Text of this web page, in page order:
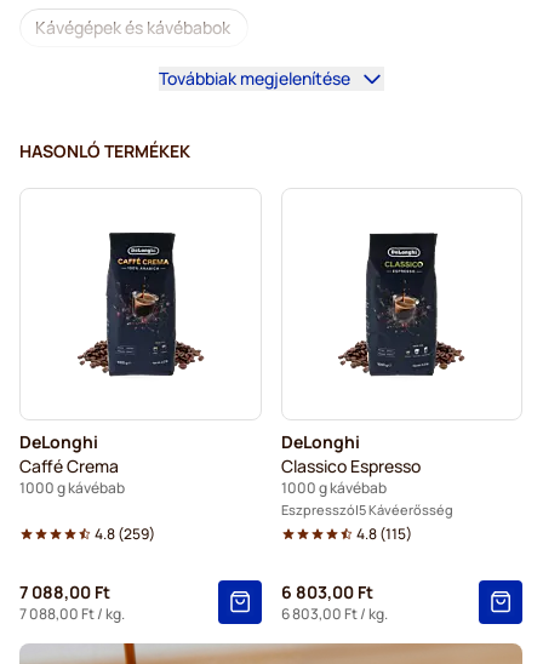
Kávégépek és kávébabok
Koffeinmentes szemes kávé L’OR szemes kávé
Merrild szemes kávé Garibaldi szemes kávé
Tonino Lamborghini szemes kávé
Gimoka szemes kávé Kaffekapslen kávébab
DeLonghi eszpresszó típusú szemes kávé Kávébabok
Továbbiak megjelenítése
HASONLÓ TERMÉKEK
DeLonghi
Caffé Crema
1000 g kávébab
4.8(259)
7 088,00 Ft
7 088,00 Ft/ kg.
DeLonghi
Classico Espresso
1000 g kávébab
Eszpresszó 5 Kávéerősség
4.8(115)
6 803,00 Ft
6 803,00 Ft/ kg.